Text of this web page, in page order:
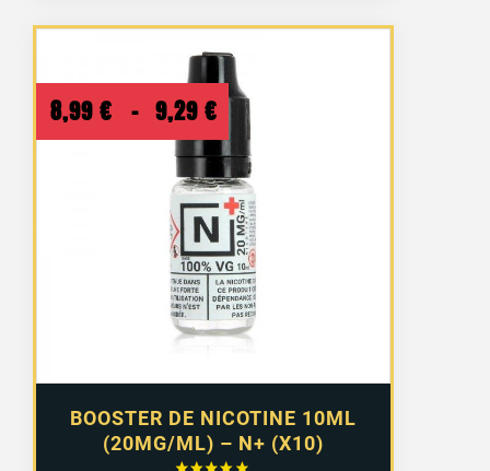
BOOSTER DE NICOTINE 10ML
(20MG/ML) – N+ (X10)
8,99 € – 9,29 € Plage
de
prix :
8,99 €
à
9,29 €